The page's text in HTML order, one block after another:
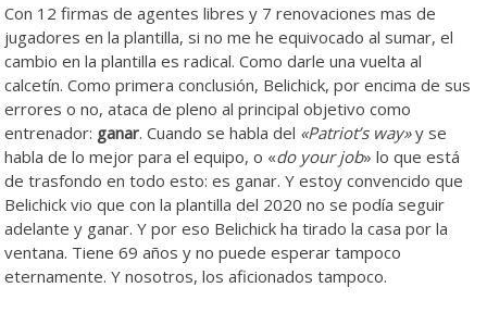
Con 12 firmas de agentes libres y 7 renovaciones mas de
jugadores en la plantilla, si no me he equivocado al sumar, el
cambio en la plantilla es radical. Como darle una vuelta al
calcetín. Como primera conclusión, Belichick, por encima de sus
errores o no, ataca de pleno al principal objetivo como
entrenador: ganar. Cuando se habla del «Patriot’s way»y se
habla de lo mejor para el equipo, o «do your job» lo que está
de trasfondo en todo esto: es ganar. Y estoy convencido que
Belichick vio que con la plantilla del 2020 no se podía seguir
adelante y ganar. Y por eso Belichick ha tirado la casa por la
ventana. Tiene 69 años y no puede esperar tampoco
eternamente. Y nosotros, los aficionados tampoco.